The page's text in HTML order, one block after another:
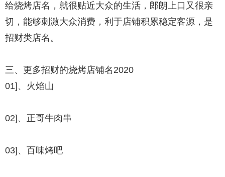
给烧烤店名，就很贴近大众的生活，郎朗上口又很亲
切，能够刺激大众消费，利于店铺积累稳定客源，是
招财类店名。
三、更多招财的烧烤店铺名2020
01]、火焰山
02]、正哥牛肉串
03]、百味烤吧